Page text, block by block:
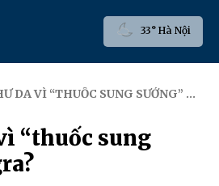
33° Hà Nội
VÌ “THUỐC SUNG SƯỚNG” VIAGRA?
“thuốc sung